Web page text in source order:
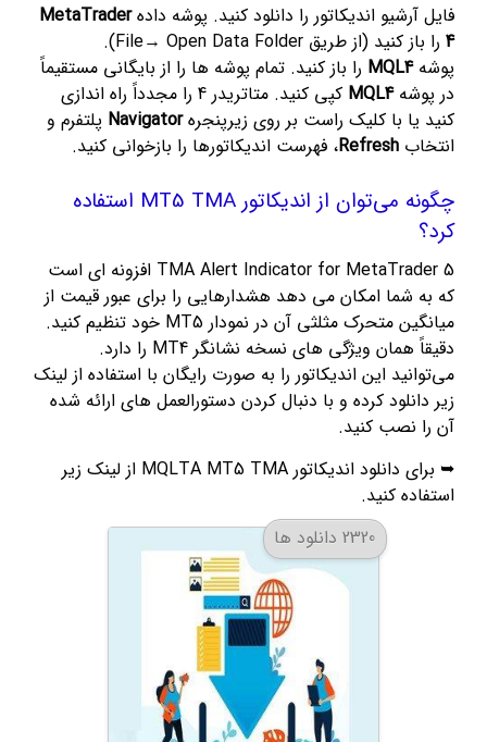
فایل آرشیو اندیکاتور را دانلود کنید. پوشه دادهMetaTrader
4
را باز کنید (از طریق File→ Open Data Folder).
پوشهMQL4 را باز کنید. تمام پوشه ها را از بایگانی مستقیماً
در پوشهMQL4
کپی کنید. متاتریدر 4 را مجدداً راه اندازی
کنید یا با کلیک راست بر روی زیرپنجرهNavigator پلتفرم و
انتخاب Refresh، فهرست اندیکاتورها را بازخوانی کنید.
چگونه می‌توان از اندیکاتور MT5 TMA استفاده
کرد؟
TMA Alert Indicator for MetaTrader 5 افزونه ای است
که به شما امکان می دهد هشدارهایی را برای عبور قیمت از
میانگین متحرک مثلثی آن در نمودار MT5 خود تنظیم کنید.
دقیقاً همان ویژگی های نسخه نشانگر MT4 را دارد.
می‌توانید این اندیکاتور را به صورت رایگان با استفاده از لینک
زیر دانلود کرده و با دنبال کردن دستورالعمل های ارائه شده
آن را نصب کنید.
➥ برای دانلود اندیکاتور MQLTA MT5 TMA از لینک زیر
استفاده کنید.
2320 دانلود ها